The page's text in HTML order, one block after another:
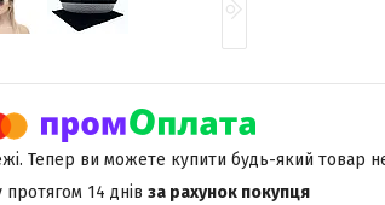
Тепер ви можете купити будь-який товар
14 днів за рахунок покупця